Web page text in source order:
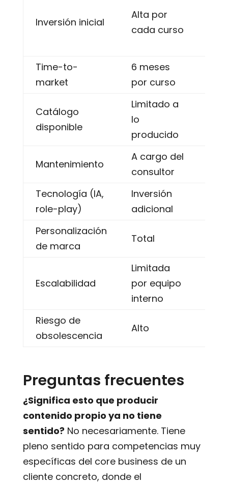
Inversión inicial
Alta por
cada curso
Time-to-
market
6 meses
por curso
Catálogo
disponible
Limitado a
lo
producido
Mantenimiento
A cargo del
consultor
Tecnología (IA,
role-play)
Inversión
adicional
Personalización
de marca
Total
Escalabilidad
Limitada
por equipo
interno
Riesgo de
obsolescencia
Alto
Preguntas frecuentes
¿Significa esto que producir
contenido propio ya no tiene
sentido? No necesariamente. Tiene
pleno sentido para competencias muy
específicas del core business de un
cliente concreto, donde el